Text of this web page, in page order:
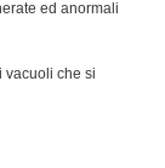
ed anormali
vacuoli che si